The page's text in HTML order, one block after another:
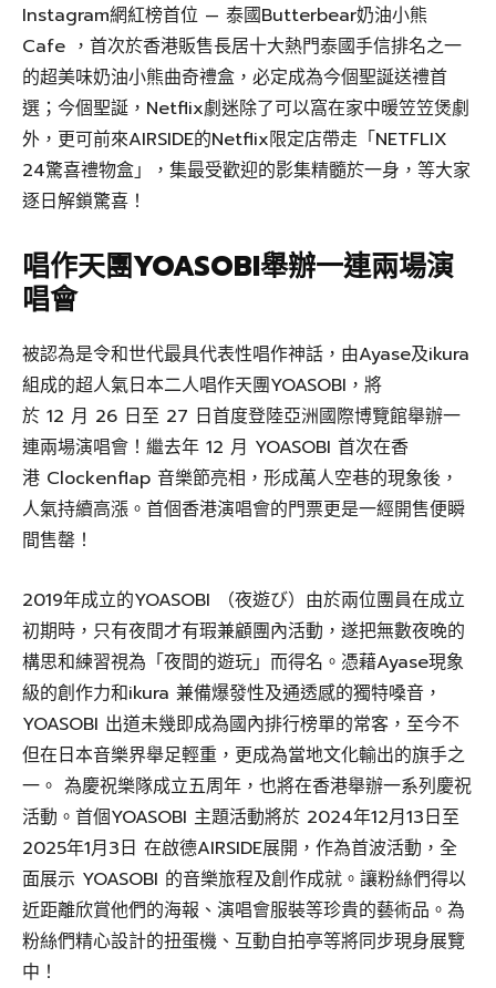
Instagram網紅榜首位 — 泰國Butterbear奶油小熊
Cafe ，首次於香港販售長居十大熱門泰國手信排名之一
的超美味奶油小熊曲奇禮盒，必定成為今個聖誕送禮首
選；今個聖誕，Netflix劇迷除了可以窩在家中暖笠笠煲劇
外，更可前來AIRSIDE的Netflix限定店帶走「NETFLIX
24驚喜禮物盒」，集最受歡迎的影集精髓於一身，等大家
逐日解鎖驚喜！
唱作天團YOASOBI舉辦一連兩場演
唱會
被認為是令和世代最具代表性唱作神話，由Ayase及ikura
組成的超人氣日本二人唱作天團YOASOBI，將
於 12 月 26 日至 27 日首度登陸亞洲國際博覽館舉辦一
連兩場演唱會！繼去年 12 月 YOASOBI 首次在香
港 Clockenflap 音樂節亮相，形成萬人空巷的現象後，
人氣持續高漲。首個香港演唱會的門票更是一經開售便瞬
間售罄！
2019年成立的YOASOBI （夜遊び）由於兩位團員在成立
初期時，只有夜間才有瑕兼顧團內活動，遂把無數夜晚的
構思和練習視為「夜間的遊玩」而得名。憑藉Ayase現象
級的創作力和ikura 兼備爆發性及通透感的獨特嗓音，
YOASOBI 出道未幾即成為國內排行榜單的常客，至今不
但在日本音樂界舉足輕重，更成為當地文化輸出的旗手之
一。 為慶祝樂隊成立五周年，也將在香港舉辦一系列慶祝
活動。首個YOASOBI 主題活動將於 2024年12月13日至
2025年1月3日 在啟德AIRSIDE展開，作為首波活動，全
面展示 YOASOBI 的音樂旅程及創作成就。讓粉絲們得以
近距離欣賞他們的海報、演唱會服裝等珍貴的藝術品。為
粉絲們精心設計的扭蛋機、互動自拍亭等將同步現身展覽
中！